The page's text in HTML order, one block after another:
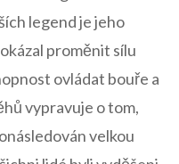
legend je jeho
proměnit sílu
​ovládat bouře ⁣a
vypravuje‍ o⁤ tom,⁣
velkou